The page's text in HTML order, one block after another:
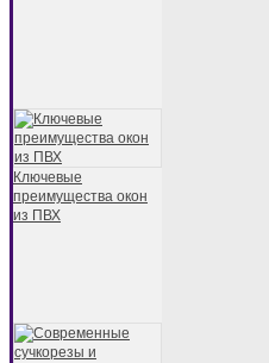
Ключевые
преимущества окон
из ПВХ